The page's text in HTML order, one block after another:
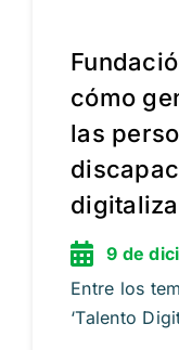
cómo
las
9 de
Entre los
‘Talento